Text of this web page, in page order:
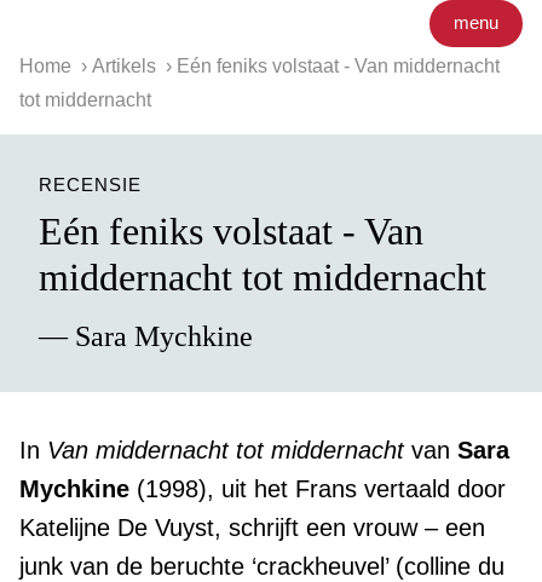
menu
Home Artikels
Eén feniks volstaat - Van middernacht
tot middernacht
RECENSIE
Eén feniks volstaat - Van
middernacht tot middernacht
— Sara Mychkine
In Van middernacht tot middernachtvan Sara
Mychkine (1998), uit het Frans vertaald door
Katelijne De Vuyst, schrijft een vrouw – een
junk van de beruchte ‘crackheuvel’ (colline du